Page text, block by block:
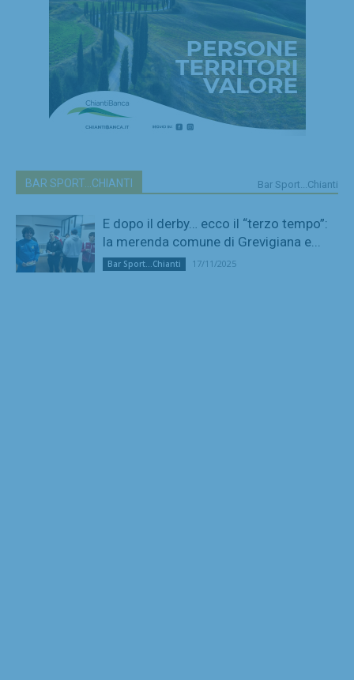
BAR SPORT...CHIANTI Bar Sport...Chianti
E dopo il derby… ecco il “terzo tempo”:
la merenda comune di Grevigiana e...
Bar Sport...Chianti 17/11/2025